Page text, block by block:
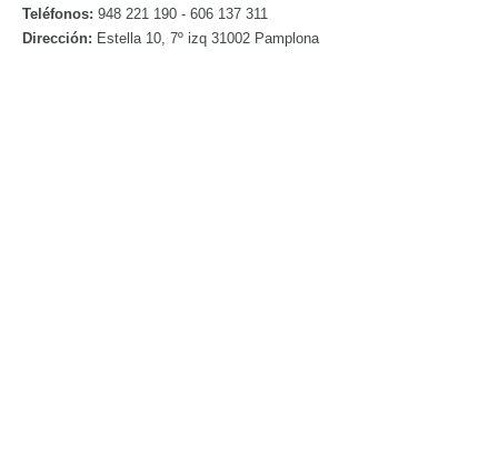
Teléfonos: 948 221 190 - 606 137 311
Dirección: Estella 10, 7º izq 31002 Pamplona